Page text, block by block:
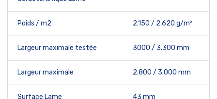
Poids / m2 2.150 / 2.620 g/m²
Largeur maximale testée 3000 / 3.300 mm
Largeur maximale 2.800 / 3.000 mm
Surface Lame 43 mm